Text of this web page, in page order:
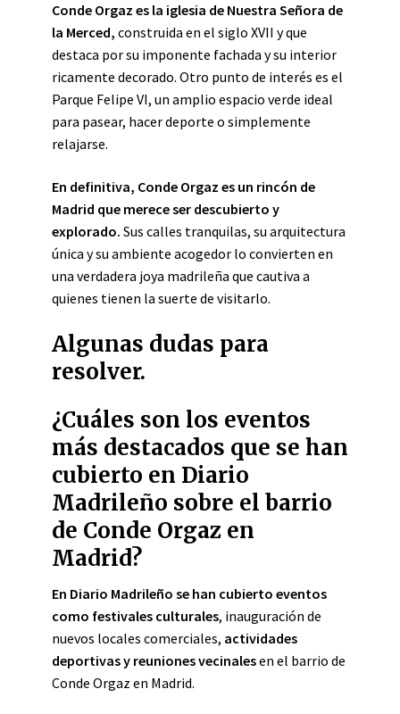
Conde Orgaz es la iglesia de Nuestra Señora de
la Merced, construida en el siglo XVII y que
destaca por su imponente fachada y su interior
ricamente decorado. Otro punto de interés es el
Parque Felipe VI, un amplio espacio verde ideal
para pasear, hacer deporte o simplemente
relajarse.
En definitiva, Conde Orgaz es un rincón de
Madrid que merece ser descubierto y
explorado. Sus calles tranquilas, su arquitectura
única y su ambiente acogedor lo convierten en
una verdadera joya madrileña que cautiva a
quienes tienen la suerte de visitarlo.
Algunas dudas para
resolver.
¿Cuáles son los eventos
más destacados que se han
cubierto en Diario
Madrileño sobre el barrio
de Conde Orgaz en
Madrid?
En Diario Madrileño se han cubierto eventos
como festivales culturales, inauguración de
nuevos locales comerciales, actividades
deportivas y reuniones vecinalesen el barrio de
Conde Orgaz en Madrid.